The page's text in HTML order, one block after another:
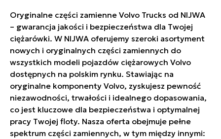
Oryginalne części zamienne Volvo Trucks od NIJWA
– gwarancja jakości i bezpieczeństwa dla Twojej
ciężarówki. W NIJWA oferujemy szeroki asortyment
nowych i oryginalnych części zamiennych do
wszystkich modeli pojazdów ciężarowych Volvo
dostępnych na polskim rynku. Stawiając na
oryginalne komponenty Volvo, zyskujesz pewność
niezawodności, trwałości i idealnego dopasowania,
co jest kluczowe dla bezpieczeństwa i optymalnej
pracy Twojej floty. Nasza oferta obejmuje pełne
spektrum części zamiennych, w tym między innymi: